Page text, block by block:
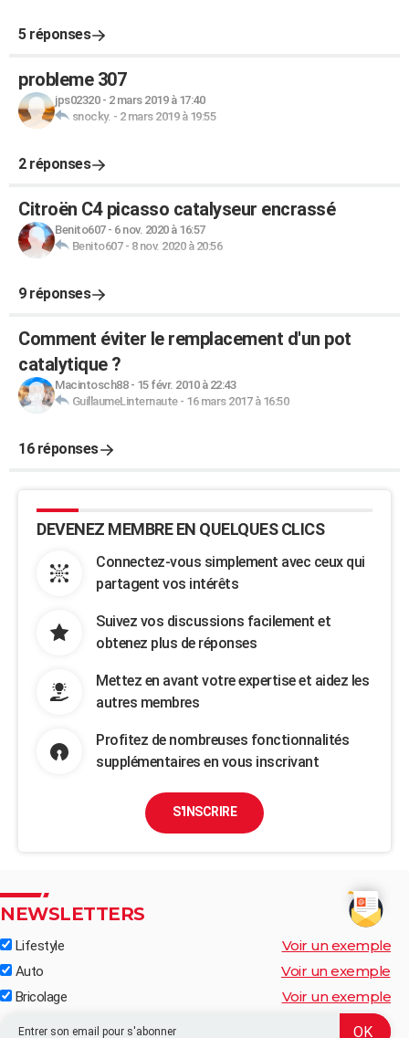
5 réponses
probleme 307
jps02320- 2 mars 2019 à 17:40
snocky. - 2 mars 2019 à 19:55
2 réponses
Citroën C4 picasso catalyseur encrassé
Benito607- 6 nov. 2020 à 16:57
Benito607- 8 nov. 2020 à 20:56
9 réponses
Comment éviter le remplacement d'un pot
catalytique ?
Macintosch88- 15 févr. 2010 à 22:43
GuillaumeLinternaute- 16 mars 2017 à 16:50
16 réponses
DEVENEZ MEMBRE EN QUELQUES CLICS
Connectez-vous simplement avec ceux qui
partagent vos intérêts
Suivez vos discussions facilement et
obtenez plus de réponses
Mettez en avant votre expertise et aidez les
autres membres
Profitez de nombreuses fonctionnalités
supplémentaires en vous inscrivant
S'INSCRIRE
NEWSLETTERS
Lifestyle Voir un exemple
Auto Voir un exemple
Bricolage Voir un exemple